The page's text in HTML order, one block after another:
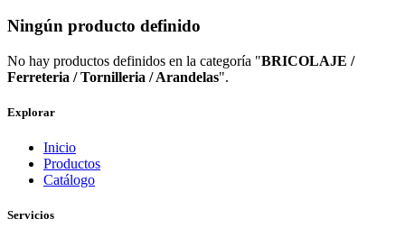
Ningún producto definido
No hay productos definidos en la categoría "BRICOLAJE /
Ferreteria / Tornilleria / Arandelas".
Explorar
Inicio
Productos
Catálogo
Servicios